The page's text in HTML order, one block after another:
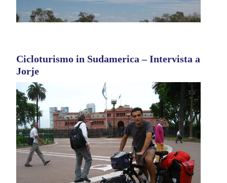
Cicloturismo in Sudamerica – Intervista a
Jorje